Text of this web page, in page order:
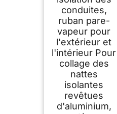
conduites,
ruban pare-
vapeur pour
l'extérieur et
l'intérieur Pour
collage des
nattes
isolantes
revêtues
d'aluminium,